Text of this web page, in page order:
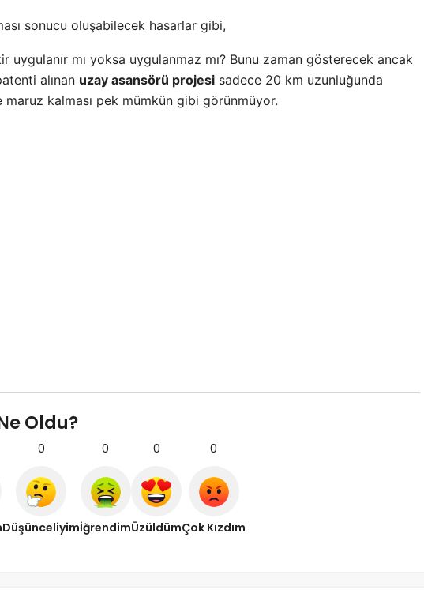
sonucu oluşabilecek hasarlar gibi,
uygulanır mı yoksa uygulanmaz mı? Bunu zaman gösterecek ancak
alınan uzay asansörü projesi sadece 20 km uzunluğunda
kalması pek mümkün gibi görünmüyor.
Oldu?
0
Düşünceliyim
0
İğrendim
0
Üzüldüm
0
Çok Kızdım